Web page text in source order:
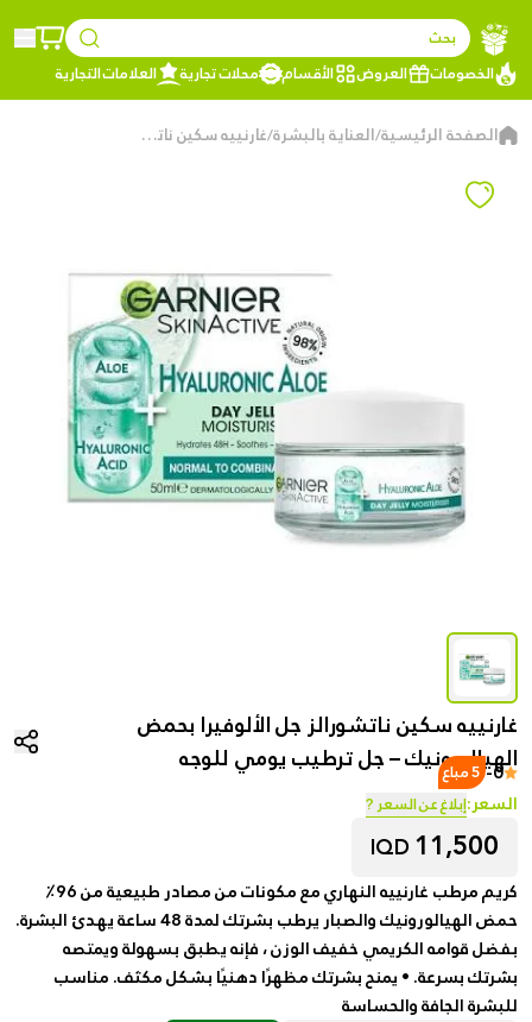
بحث
الخصومات
العروض الأقسام محلات تجارية العلامات التجارية
الصفحة الرئيسية/العناية بالبشرة/ غارنييه سكين ناتشورالز جل الألوفيرا بحمض الهيالورونيك – جل ترطيب يومي للوجه
غارنييه سكين ناتشورالز جل الألوفيرا بحمض
الهيالورونيك – جل ترطيب يومي للوجه
0
- 5 مباع
السعر:إبلاغ عن السعر ?
11,500
IQD
كريم مرطب غارنييه النهاري مع مكونات من مصادر طبيعية من 96٪
حمض الهيالورونيك والصبار يرطب بشرتك لمدة 48 ساعة يهدئ البشرة.
بفضل قوامه الكريمي خفيف الوزن ، فإنه يطبق بسهولة ويمتصه
بشرتك بسرعة. • يمنح بشرتك مظهرًا دهنيًا بشكل مكثف. مناسب
للبشرة الجافة والحساسة